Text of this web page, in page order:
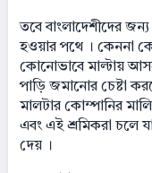
তবে বাংলাদেশীদের
হওয়ার পথে । কেননা
কোনোভাবে মাল্টায়
পাড়ি জমানোর চেষ্টা
মালটার কোম্পানির
এবং এই শ্রমিকরা চলে
দেয় ।